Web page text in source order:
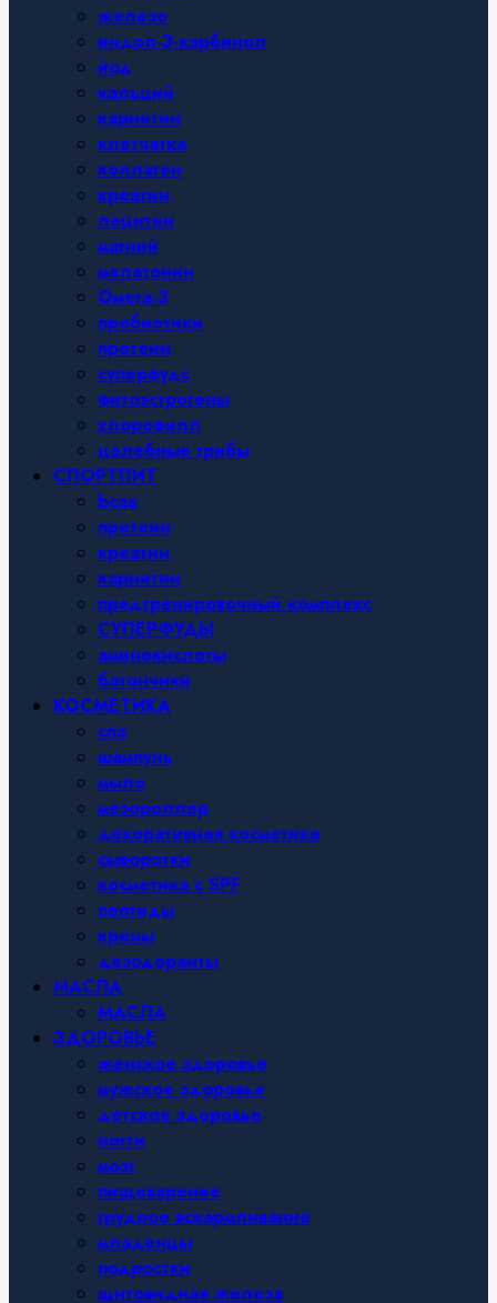
железо
индол-3-карбинол
йод
кальций
карнитин
клетчатка
коллаген
креатин
лецитин
магний
мелатонин
Омега-3
пробиотики
протеин
суперфудс
фитоэстрогены
хлорофилл
целебные грибы
СПОРТПИТ
bcaa
протеин
креатин
карнитин
предтренировочный комплекс
СУПЕРФУДЫ
аминокислоты
батончики
КОСМЕТИКА
спа
шампунь
мыло
мезороллер
декоративная косметика
сыворотки
косметика с SPF
пептиды
кремы
дезодоранты
МАСЛА
МАСЛА
ЗДОРОВЬЕ
женское здоровье
мужское здоровье
детское здоровье
ногти
мозг
пищеварение
грудное вскармливание
младенцы
подростки
щитовидная железа